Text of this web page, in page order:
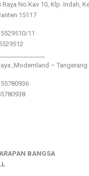
Raya No.Kav 10, Klp. Indah,
15117
11
,Modernland – Tangerang
BANGSA